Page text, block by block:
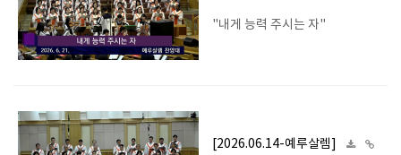
"내게 능력 주시는 자"
[2026.06.14-예루살렘]